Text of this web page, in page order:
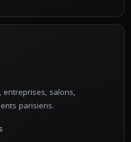
entreprises, salons,
parisiens.